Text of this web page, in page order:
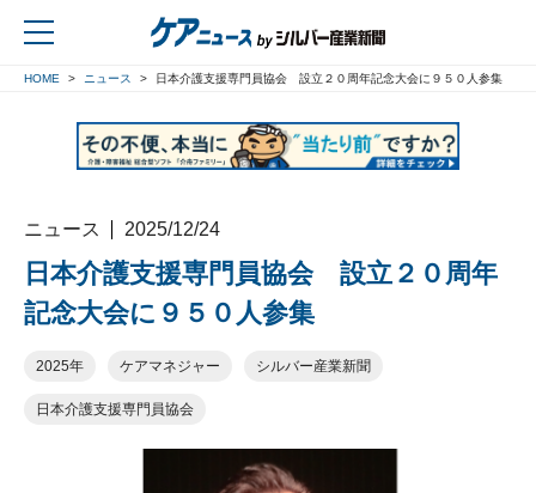
HOME ニュース 日本介護支援専門員協会 設立２０周年記念大会に９５０人参集
ニュース 2025/12/24
日本介護支援専門員協会 設立２０周年
記念大会に９５０人参集
2025年 ケアマネジャー シルバー産業新聞
日本介護支援専門員協会